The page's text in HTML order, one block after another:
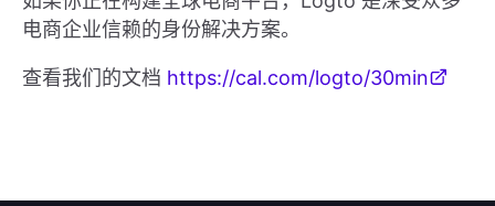
电商企业信赖的身份解决方案。
查看我们的文档 https://cal.com/logto/30min